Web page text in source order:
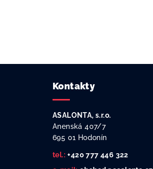
Kontakty
ASALONTA, s.r.o.
Anenská 407/7
695 01 Hodonín
tel.: +420 777 446 322